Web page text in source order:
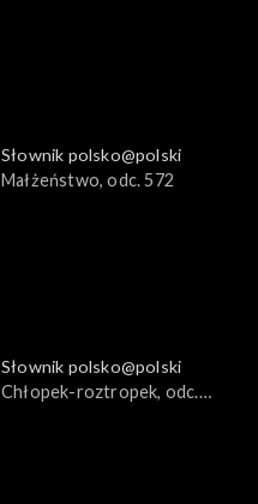
Słownik polsko@polski
Małżeństwo, odc. 572
Słownik polsko@polski
Chłopek-roztropek, odc.